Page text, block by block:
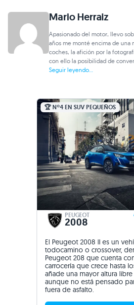
Mario Herraiz
Apasionado del motor, llevo
años me monté encima de una
coches, la afición por la
con ello la posibilidad de
Seguir leyendo...
🏆 Nº4 EN SUV PEQUEÑOS
PEUGEOT
2008
El Peugeot 2008 II es un
todocamino o crossover,
Peugeot 208 que cuenta
carrocería que crece hasta
añade una mayor altura
aunque no está pensado
fuera de asfalto.